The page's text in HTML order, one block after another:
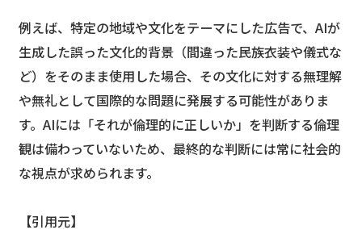
例えば、特定の地域や文化をテーマにした広告で、AIが
生成した誤った文化的背景（間違った民族衣装や儀式な
ど）をそのまま使用した場合、その文化に対する無理解
や無礼として国際的な問題に発展する可能性がありま
す。AIには「それが倫理的に正しいか」を判断する倫理
観は備わっていないため、最終的な判断には常に社会的
な視点が求められます。
【引用元】